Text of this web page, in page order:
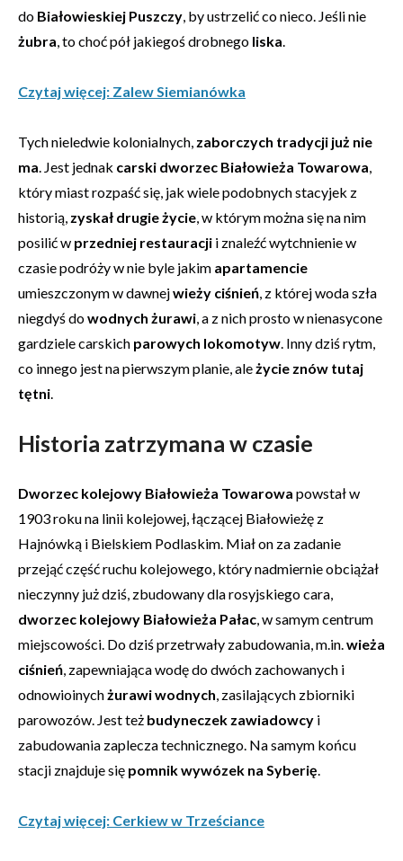
do Białowieskiej Puszczy, by ustrzelić co nieco. Jeśli nie
żubra, to choć pół jakiegoś drobnego liska.
Czytaj więcej: Zalew Siemianówka
Tych nieledwie kolonialnych, zaborczych tradycji już nie
ma. Jest jednak carski dworzec Białowieża Towarowa,
który miast rozpaść się, jak wiele podobnych stacyjek z
historią, zyskał drugie życie, w którym można się na nim
posilić w przedniej restauracji i znaleźć wytchnienie w
czasie podróży w nie byle jakim apartamencie
umieszczonym w dawnejwieży ciśnień, z której woda szła
niegdyś dowodnych żurawi, a z nich prosto w nienasycone
gardziele carskich parowych lokomotyw. Inny dziś rytm,
co innego jest na pierwszym planie, ależycie znów tutaj
tętni.
Historia zatrzymana w czasie
Dworzec kolejowy Białowieża Towarowa powstał w
1903 roku na linii kolejowej, łączącej Białowieżę z
Hajnówką i Bielskiem Podlaskim. Miał on za zadanie
przejąć część ruchu kolejowego, który nadmiernie obciążał
nieczynny już dziś, zbudowany dla rosyjskiego cara,
dworzec kolejowy Białowieża Pałac, w samym centrum
miejscowości. Do dziś przetrwały zabudowania, m.in.wieża
ciśnień, zapewniająca wodę do dwóch zachowanych i
odnowioinychżurawi wodnych, zasilających zbiorniki
parowozów. Jest też budyneczek zawiadowcy i
zabudowania zaplecza technicznego. Na samym końcu
stacji znajduje się pomnik wywózek na Syberię.
Czytaj więcej: Cerkiew w Trześciance